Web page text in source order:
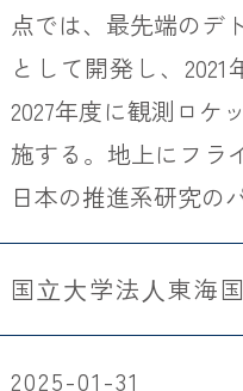
点では、最先端のデ
として開発し、2021
2027年度に観測ロケ
施する。地上にフラ
日本の推進系研究の
国⽴⼤学法⼈東海
2025-01-31